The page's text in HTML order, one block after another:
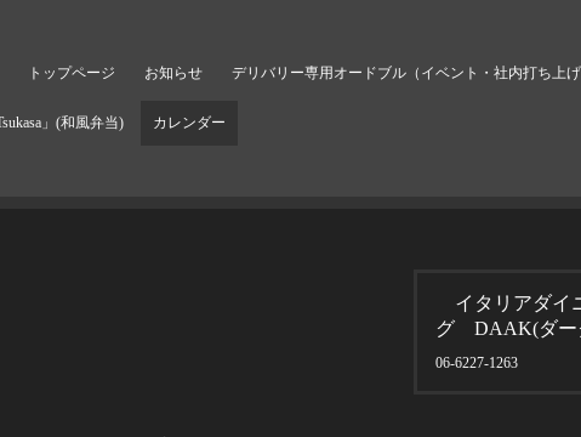
トップページ お知らせ デリバリー専用オードブル（イベント・社内打ち上
」(和風弁当) カレンダー
イタリアダイ
グ DAAK(ダー
06-6227-1263